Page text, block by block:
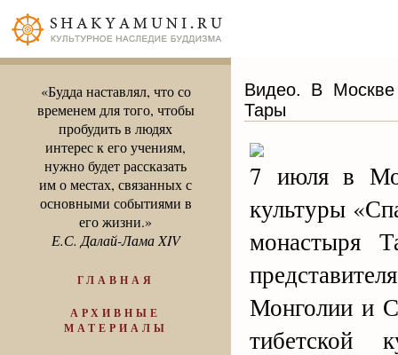
«Будда наставлял, что со
временем для того, чтобы
пробудить в людях
интерес к его учениям,
нужно будет рассказать
им о местах, связанных с
основными событиями в
его жизни.»
Е.С. Далай-Лама XIV
ГЛАВНАЯ
АРХИВНЫЕ
МАТЕРИАЛЫ
Видео. В Москве
Тары
7 июля в
культуры
монастыря
Монголии и
тибетской